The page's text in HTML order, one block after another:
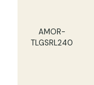
Bords
7,5
AMOR-
TLGSRL240